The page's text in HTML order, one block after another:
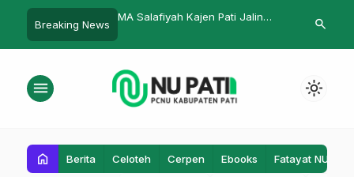
Breaking News
Strategis dengan UIN
Nilai-Nilai Islam Nusantara
Bingkai Pendidikan
NU dan
search
menu light_mode
home Berita Celoteh Cerpen Ebooks Fatayat NU